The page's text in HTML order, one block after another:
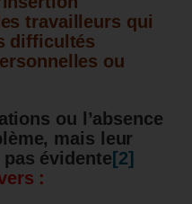
travailleurs qui
difficultés
ou
ou l’absence
mais leur
évidente [2]
: